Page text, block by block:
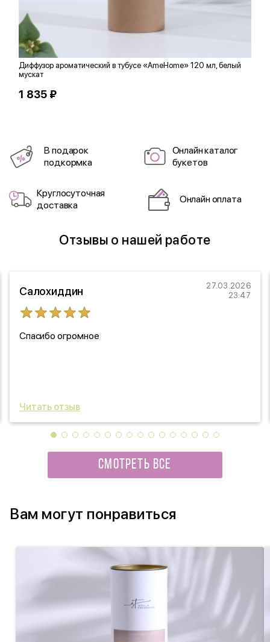
Диффузор ароматический в тубусе «AmeHome» 120 мл, белый
мускат
1 835 ₽
В подарок
подкормка
Онлайн каталог
букетов
Круглосуточная
доставка
Онлайн оплата
Отзывы о нашей работе
Салохиддин
27.03.2026
23:47
Спасибо огромное
Читать отзыв
СМОТРЕТЬ ВСЕ
Вам могут понравиться